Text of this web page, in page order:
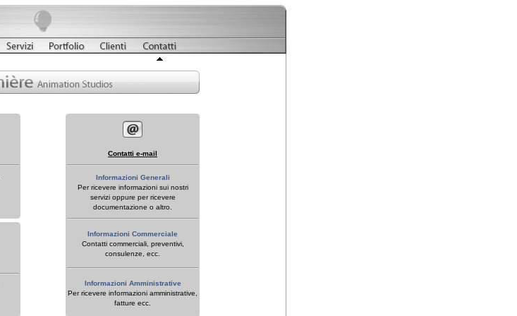
Contatti e-mail
Informazioni Generali
Per ricevere informazioni sui nostri
servizi oppure per ricevere
documentazione o altro.
Informazioni Commerciale
Contatti commerciali, preventivi,
consulenze, ecc.
Informazioni Amministrative
Per ricevere informazioni amministrative,
fatture ecc.